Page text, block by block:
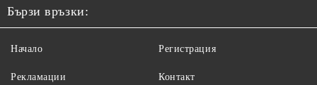
Бързи връзки:
Начало
Рекламации
Регистрация
Контакт